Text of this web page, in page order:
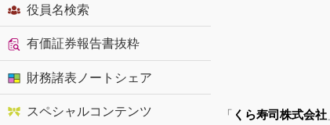
「 くら寿司株式会社
役員名検索
有価証券報告書抜粋
財務諸表ノートシェア
スペシャルコンテンツ